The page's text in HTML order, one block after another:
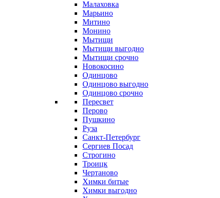
Малаховка
Марьино
Митино
Монино
Мытищи
Мытищи выгодно
Мытищи срочно
Новокосино
Одинцово
Одинцово выгодно
Одинцово срочно
Пересвет
Перово
Пушкино
Руза
Санкт-Петербург
Сергиев Посад
Строгино
Троицк
Чертаново
Химки битые
Химки выгодно